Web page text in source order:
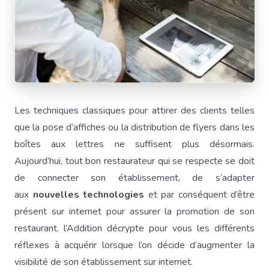
Les techniques classiques pour attirer des clients telles
que la pose d’affiches ou la distribution de flyers dans les
boîtes aux lettres ne suffisent plus désormais.
Aujourd’hui, tout bon restaurateur qui se respecte se doit
de connecter son établissement, de s’adapter
aux nouvelles technologies et par conséquent d’être
présent sur internet pour assurer la promotion de son
restaurant. l’Addition décrypte pour vous les différents
réflexes à acquérir lorsque l’on décide d’augmenter la
visibilité de son établissement sur internet.